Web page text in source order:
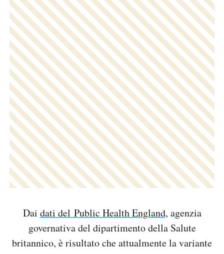
Dai dati del Public Health England, agenzia
governativa del dipartimento della Salute
britannico, è risultato che attualmente la variante